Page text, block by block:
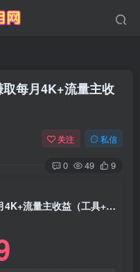
每月4K+流量主收
关注 私信
0 49 9
2周从零打造热点公众号，赚取每月4K+流量主收益（工具+视频教程）